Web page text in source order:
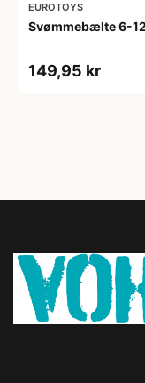
EUROTOYS
Svømmebælte 6-
149,95 kr